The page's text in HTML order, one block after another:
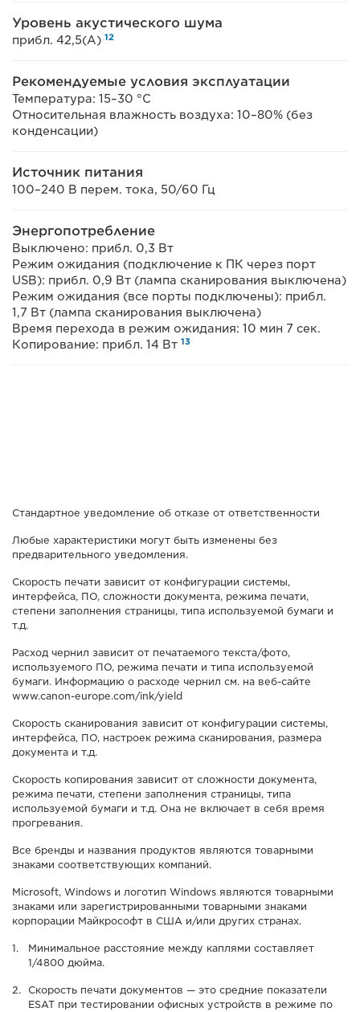
Уровень акустического шума
прибл. 42,5(A) 12
Рекомендуемые условия эксплуатации
Температура: 15–30 °C
Относительная влажность воздуха: 10–80% (без
конденсации)
Источник питания
100–240 В перем. тока, 50/60 Гц
Энергопотребление
Выключено: прибл. 0,3 Вт
Режим ожидания (подключение к ПК через порт
USB): прибл. 0,9 Вт (лампа сканирования выключена)
Режим ожидания (все порты подключены): прибл.
1,7 Вт (лампа сканирования выключена)
Время перехода в режим ожидания: 10 мин 7 сек.
Копирование: прибл. 14 Вт 13
Стандартное уведомление об отказе от ответственности
Любые характеристики могут быть изменены без
предварительного уведомления.
Скорость печати зависит от конфигурации системы,
интерфейса, ПО, сложности документа, режима печати,
степени заполнения страницы, типа используемой бумаги и
т.д.
Расход чернил зависит от печатаемого текста/фото,
используемого ПО, режима печати и типа используемой
бумаги. Информацию о расходе чернил см. на веб-сайте
www.canon-europe.com/ink/yield
Скорость сканирования зависит от конфигурации системы,
интерфейса, ПО, настроек режима сканирования, размера
документа и т.д.
Скорость копирования зависит от сложности документа,
режима печати, степени заполнения страницы, типа
используемой бумаги и т.д. Она не включает в себя время
прогревания.
Все бренды и названия продуктов являются товарными
знаками соответствующих компаний.
Microsoft, Windows и логотип Windows являются товарными
знаками или зарегистрированными товарными знаками
корпорации Майкрософт в США и/или других странах.
Минимальное расстояние между каплями составляет
1/4800 дюйма.
Скорость печати документов — это средние показатели
ESAT при тестировании офисных устройств в режиме по